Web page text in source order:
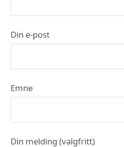
Din e-post
Emne
Din melding (valgfritt)